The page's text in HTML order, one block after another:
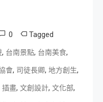
0 Tagged
, 台南景點, 台南美食,
會, 司徒長卿, 地方創生,
插畫, 文創設計, 文化部,